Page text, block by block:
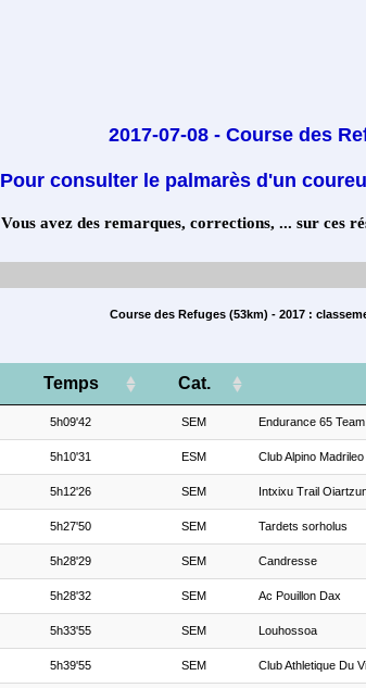
2017-07-08 - Course des
Pour consulter le palmarès d'un
Vous avez des remarques, corrections, ... sur ces
Course des Refuges (53km) - 2017 :
Temps Cat.
5h09'42 SEM Endurance 65
5h10'31 ESM Club Alpino
5h12'26 SEM Intxixu Trail
5h27'50 SEM Tardets sorholus
5h28'29 SEM Candresse
5h28'32 SEM Ac Pouillon Dax
5h33'55 SEM Louhossoa
5h39'55 SEM Club Athletique Du